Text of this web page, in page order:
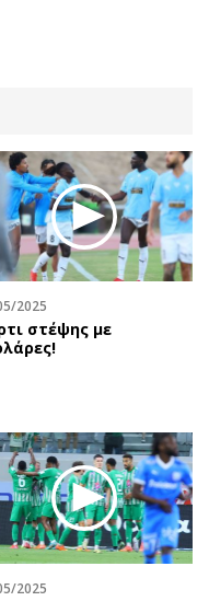
Hill
εργασία
εργασίας
2025
στέψης με
2025